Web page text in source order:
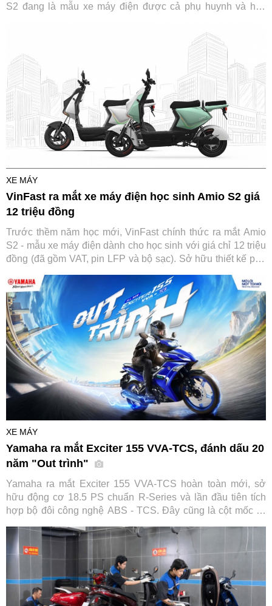
S2 đang là mẫu xe máy điện được cả phụ huynh và học
XE MÁY
VinFast ra mắt xe máy điện học sinh Amio S2 giá
12 triệu đồng
Trước thềm năm học mới, VinFast chính thức ra mắt Amio
S2 - mẫu xe máy điện dành cho học sinh với giá chỉ 12 triệu
đồng (đã gồm VAT, pin LFP và bộ sạc). Sở hữu thiết kế phù
Amio S2 được kỳ vọng trở thành lựa chọn đáng cân nhắc
cho các gia đình khi tìm phương tiện đến trường cho con
em.
XE MÁY
Yamaha ra mắt Exciter 155 VVA-TCS, đánh dấu 20
năm "Out trình"
Yamaha ra mắt Exciter 155 VVA-TCS hoàn toàn mới, sở
hữu động cơ 18.5 PS chuẩn R-Series và lần đầu tiên tích
hợp bộ đôi công nghệ ABS - TCS. Đây cũng là cột mốc kỷ
này.